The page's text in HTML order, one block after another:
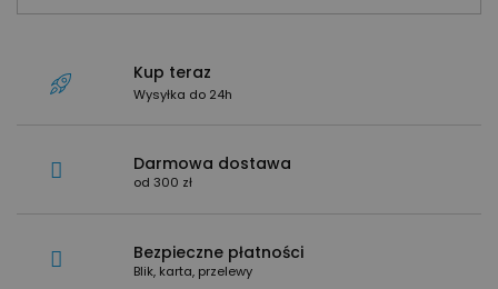
Kup teraz
Wysyłka do 24h
Darmowa dostawa
od 300 zł
Bezpieczne płatności
Blik, karta, przelewy